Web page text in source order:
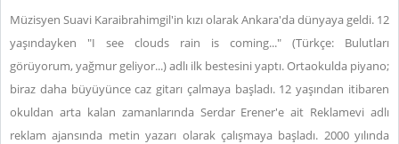
Müzisyen Suavi Karaibrahimgil'in kızı olarak Ankara'da dünyaya geldi. 12
yaşındayken "I see clouds rain is coming..." (Türkçe: Bulutları
görüyorum, yağmur geliyor...) adlı ilk bestesini yaptı. Ortaokulda piyano;
biraz daha büyüyünce caz gitarı çalmaya başladı. 12 yaşından itibaren
okuldan arta kalan zamanlarında Serdar Erener'e ait Reklamevi adlı
reklam ajansında metin yazarı olarak çalışmaya başladı. 2000 yılında